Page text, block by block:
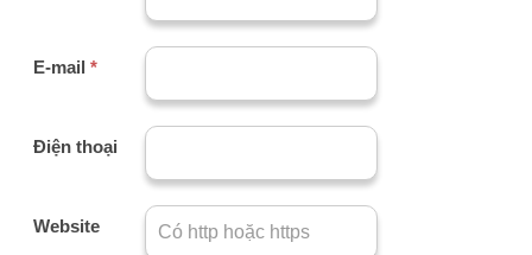
E-mail *
Điện thoại
Website